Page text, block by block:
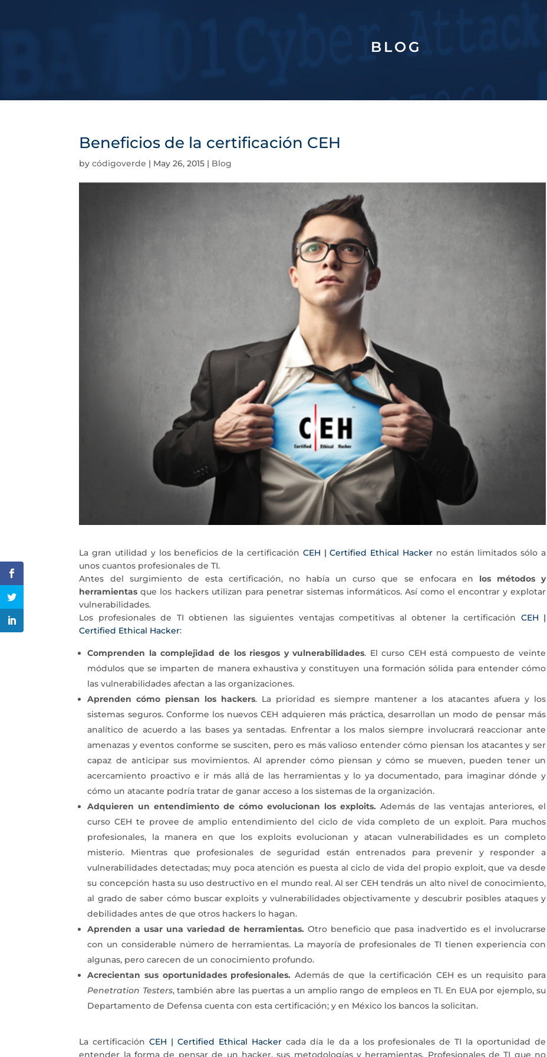
BLOG
Beneficios de la certificación CEH
bycódigoverde | May 26, 2015 | Blog
La gran utilidad y los beneficios de la certificación CEH | Certified Ethical Hackerno están limitados sólo a
unos cuantos profesionales de TI.
Antes del surgimiento de esta certificación, no había un curso que se enfocara en los métodos y
herramientas que los hackers utilizan para penetrar sistemas informáticos. Así como el encontrar y explotar
vulnerabilidades.
Los profesionales de TI obtienen las siguientes ventajas competitivas al obtener la certificación CEH |
Certified Ethical Hacker:
Comprenden la complejidad de los riesgos y vulnerabilidades. El curso CEH está compuesto de veinte
módulos que se imparten de manera exhaustiva y constituyen una formación sólida para entender cómo
las vulnerabilidades afectan a las organizaciones.
Aprenden cómo piensan los hackers. La prioridad es siempre mantener a los atacantes afuera y los
sistemas seguros. Conforme los nuevos CEH adquieren más práctica, desarrollan un modo de pensar más
analítico de acuerdo a las bases ya sentadas. Enfrentar a los malos siempre involucrará reaccionar ante
amenazas y eventos conforme se susciten, pero es más valioso entender cómo piensan los atacantes y ser
capaz de anticipar sus movimientos. Al aprender cómo piensan y cómo se mueven, pueden tener un
acercamiento proactivo e ir más allá de las herramientas y lo ya documentado, para imaginar dónde y
cómo un atacante podría tratar de ganar acceso a los sistemas de la organización.
Adquieren un entendimiento de cómo evolucionan los exploits. Además de las ventajas anteriores, el
curso CEH te provee de amplio entendimiento del ciclo de vida completo de un exploit. Para muchos
profesionales, la manera en que los exploits evolucionan y atacan vulnerabilidades es un completo
misterio. Mientras que profesionales de seguridad están entrenados para prevenir y responder a
vulnerabilidades detectadas; muy poca atención es puesta al ciclo de vida del propio exploit, que va desde
su concepción hasta su uso destructivo en el mundo real. Al ser CEH tendrás un alto nivel de conocimiento,
al grado de saber cómo buscar exploits y vulnerabilidades objectivamente y descubrir posibles ataques y
debilidades antes de que otros hackers lo hagan.
Aprenden a usar una variedad de herramientas. Otro beneficio que pasa inadvertido es el involucrarse
con un considerable número de herramientas. La mayoría de profesionales de TI tienen experiencia con
algunas, pero carecen de un conocimiento profundo.
Acrecientan sus oportunidades profesionales. Además de que la certificación CEH es un requisito para
Penetration Testers, también abre las puertas a un amplio rango de empleos en TI. En EUA por ejemplo, su
Departamento de Defensa cuenta con esta certificación; y en México los bancos la solicitan.
La certificaciónCEH | Certified Ethical Hackercada día le da a los profesionales de TI la oportunidad de
entender la forma de pensar de un hacker, sus metodologías y herramientas. Profesionales de TI que no